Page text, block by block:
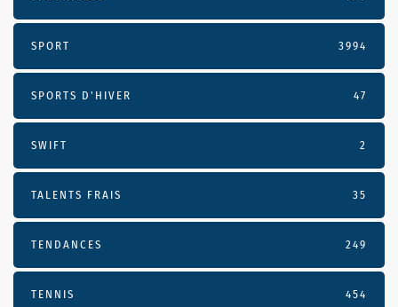
SPORT 3994
SPORTS D'HIVER 47
SWIFT 2
TALENTS FRAIS 35
TENDANCES 249
TENNIS 454